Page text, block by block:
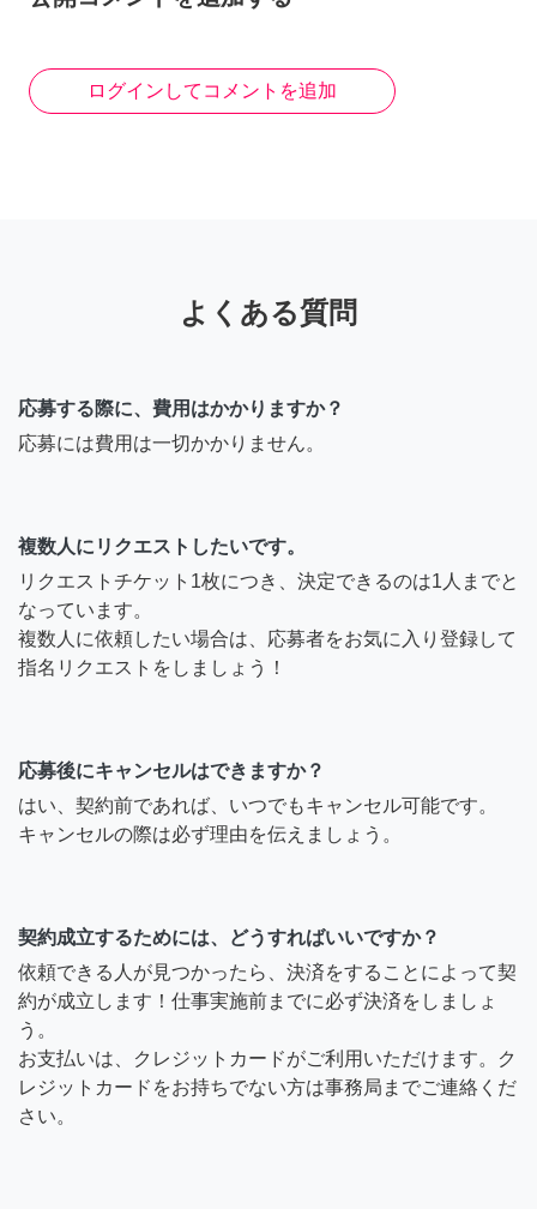
ログインしてコメントを追加
よくある質問
応募する際に、費用はかかりますか？
応募には費用は一切かかりません。
複数人にリクエストしたいです。
リクエストチケット1枚につき、決定できるのは1人までと
なっています。
複数人に依頼したい場合は、応募者をお気に入り登録して
指名リクエストをしましょう！
応募後にキャンセルはできますか？
はい、契約前であれば、いつでもキャンセル可能です。
キャンセルの際は必ず理由を伝えましょう。
契約成立するためには、どうすればいいですか？
依頼できる人が見つかったら、決済をすることによって契
約が成立します！仕事実施前までに必ず決済をしましょ
う。
お支払いは、クレジットカードがご利用いただけます。ク
レジットカードをお持ちでない方は事務局までご連絡くだ
さい。